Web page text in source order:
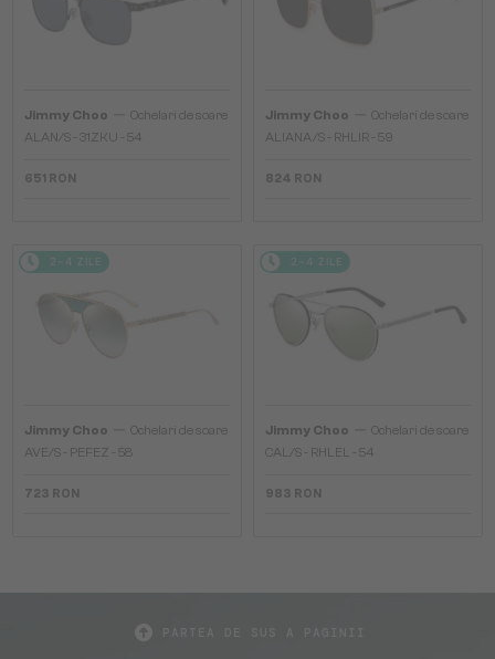
Jimmy Choo
Ochelari de soare
ALAN/S - 31ZKU - 54
651 RON
Jimmy Choo
Ochelari de soare
ALIANA/S - RHLIR - 59
824 RON
2-4 ZILE
Jimmy Choo
Ochelari de soare
AVE/S - PEFEZ - 58
723 RON
2-4 ZILE
Jimmy Choo
Ochelari de soare
CAL/S - RHLEL - 54
983 RON